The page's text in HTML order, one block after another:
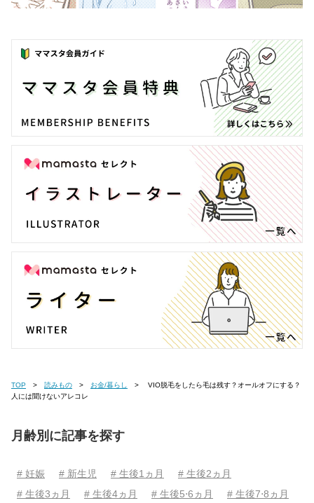
TOP 読みもの お金/暮らし
人には聞けないアレコレ
月齢別に記事を探す
# 妊娠 # 新生児 # 生後1ヵ月
# 生後2ヵ月
# 生後3ヵ月
# 生後4ヵ月 # 生後5⋅6ヵ月
# 生後7⋅8ヵ月